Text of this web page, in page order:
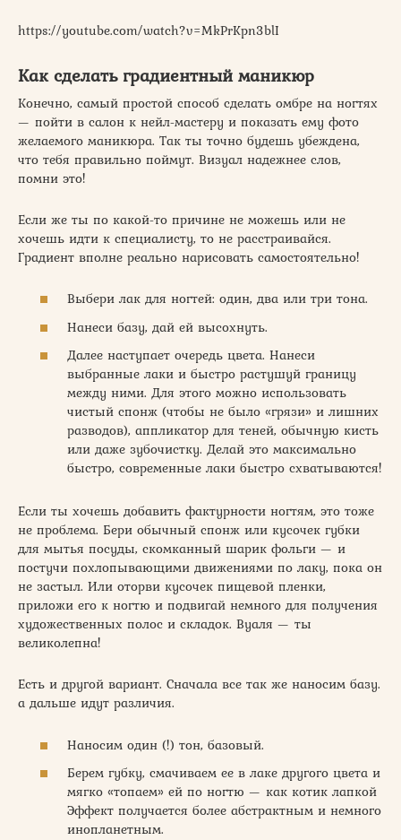
https://youtube.com/watch?v=MkPrKpn3blI
Как сделать градиентный маникюр
Конечно, самый простой способ сделать омбре на ногтях
— пойти в салон к нейл-мастеру и показать ему фото
желаемого маникюра. Так ты точно будешь убеждена,
что тебя правильно поймут. Визуал надежнее слов,
помни это!
Если же ты по какой-то причине не можешь или не
хочешь идти к специалисту, то не расстраивайся.
Градиент вполне реально нарисовать самостоятельно!
Выбери лак для ногтей: один, два или три тона.
Нанеси базу, дай ей высохнуть.
Далее наступает очередь цвета. Нанеси
выбранные лаки и быстро растушуй границу
между ними. Для этого можно использовать
чистый спонж (чтобы не было «грязи» и лишних
разводов), аппликатор для теней, обычную кисть
или даже зубочистку. Делай это максимально
быстро, современные лаки быстро схватываются!
Если ты хочешь добавить фактурности ногтям, это тоже
не проблема. Бери обычный спонж или кусочек губки
для мытья посуды, скомканный шарик фольги — и
постучи похлопывающими движениями по лаку, пока он
не застыл. Или оторви кусочек пищевой пленки,
приложи его к ногтю и подвигай немного для получения
художественных полос и складок. Вуаля — ты
великолепна!
Есть и другой вариант. Сначала все так же наносим базу.
а дальше идут различия.
Наносим один (!) тон, базовый.
Берем губку, смачиваем ее в лаке другого цвета и
мягко «топаем» ей по ногтю — как котик лапкой
Эффект получается более абстрактным и немного
инопланетным.